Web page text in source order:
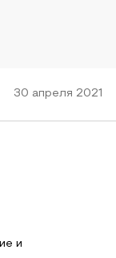
30 апреля 2021
и